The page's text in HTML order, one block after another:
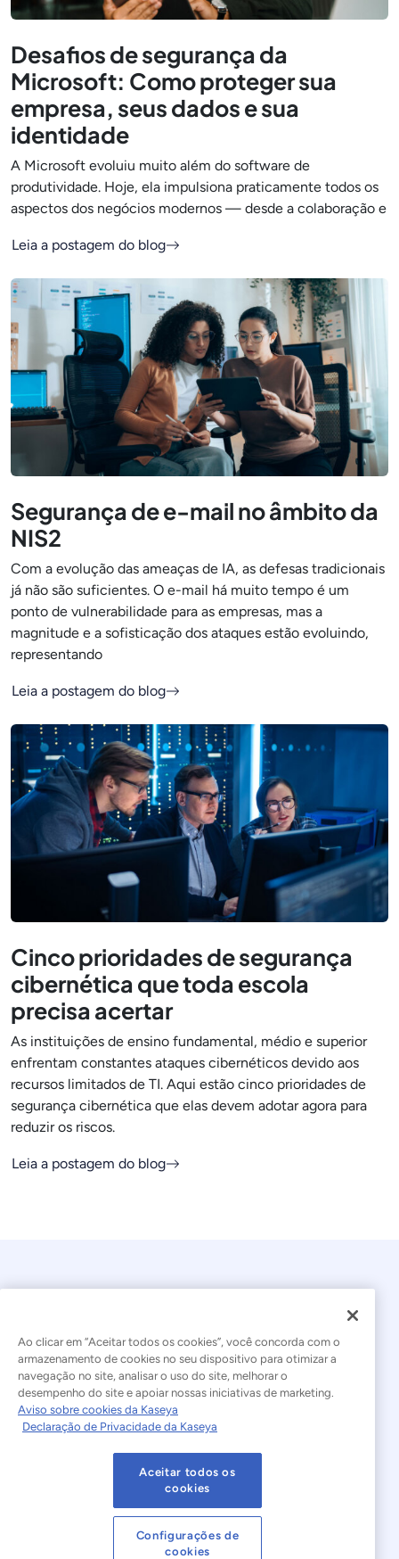
Desafios de segurança da
Microsoft: Como proteger sua
empresa, seus dados e sua
identidade
A Microsoft evoluiu muito além do software de
produtividade. Hoje, ela impulsiona praticamente todos os
aspectos dos negócios modernos — desde a colaboração e
Leia a postagem do blog
Segurança de e-mail no âmbito da
NIS2
Com a evolução das ameaças de IA, as defesas tradicionais
já não são suficientes. O e-mail há muito tempo é um
ponto de vulnerabilidade para as empresas, mas a
magnitude e a sofisticação dos ataques estão evoluindo,
representando
Leia a postagem do blog
Cinco prioridades de segurança
cibernética que toda escola
precisa acertar
As instituições de ensino fundamental, médio e superior
enfrentam constantes ataques cibernéticos devido aos
recursos limitados de TI. Aqui estão cinco prioridades de
segurança cibernética que elas devem adotar agora para
reduzir os riscos.
Leia a postagem do blog
© 2026 Kaseya. Todos os direitos reservados.
Português Brasileiro
Declaração sobre a Escravidão Moderna
Termos de Uso do Site Declaração de Privacidade
Mapa do site Cookies Settings
Ao clicar em “Aceitar todos os cookies”, você concorda com o
armazenamento de cookies no seu dispositivo para otimizar a
navegação no site, analisar o uso do site, melhorar o
desempenho do site e apoiar nossas iniciativas de marketing.
Aviso sobre cookies da Kaseya
Declaração de Privacidade da Kaseya
Aceitar todos os
cookies
Configurações de
cookies